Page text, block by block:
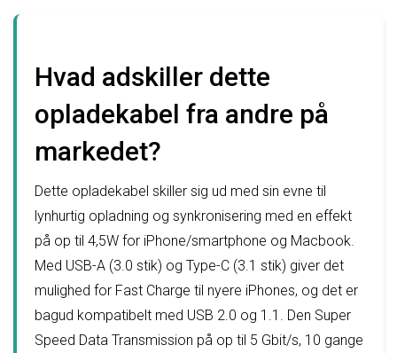
Hvad adskiller dette
opladekabel fra andre på
markedet?
Dette opladekabel skiller sig ud med sin evne til
lynhurtig opladning og synkronisering med en effekt
på op til 4,5W for iPhone/smartphone og Macbook.
Med USB-A (3.0 stik) og Type-C (3.1 stik) giver det
mulighed for Fast Charge til nyere iPhones, og det er
bagud kompatibelt med USB 2.0 og 1.1. Den Super
Speed Data Transmission på op til 5 Gbit/s, 10 gange